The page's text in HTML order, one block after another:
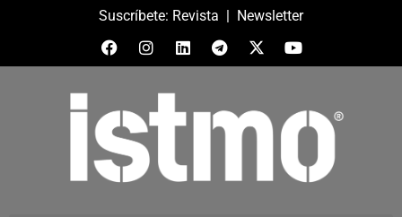
Suscríbete: Revista | Newsletter